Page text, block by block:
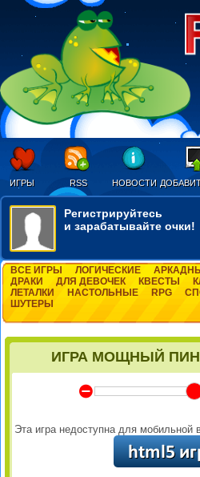
ИГРЫ RSS НОВОСТИ
Регистрируйтесь
и зарабатывайте очки!
ВСЕ ИГРЫ ЛОГИЧЕСКИЕ
ДРАКИ
ДЛЯ ДЕВОЧЕК КВЕСТЫ
ЛЕТАЛКИ
НАСТОЛЬНЫЕ RPG
ШУТЕРЫ
ИГРА МОЩНЫЙ
Y
Эта игра недоступна для мобильной